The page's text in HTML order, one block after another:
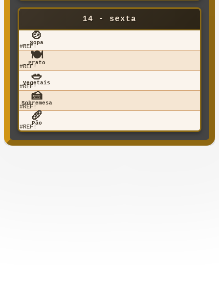
14 - sexta
🍲
Sopa
#REF!
🍽️
Prato
#REF!
🥗
Vegetais
#REF!
🍰
Sobremesa
#REF!
🥖
Pão
#REF!